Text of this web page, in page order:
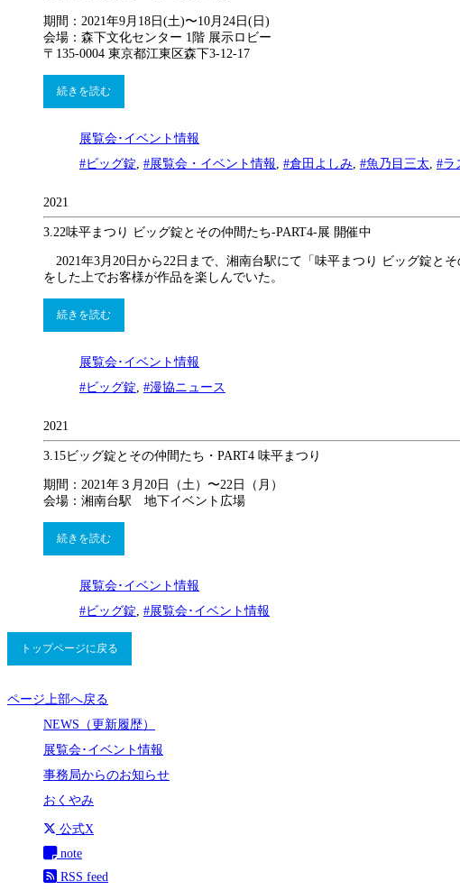
期間：2021年9月18日(土)〜10月24日(日)
会場：森下文化センター 1階 展示ロビー
〒135-0004 東京都江東区森下3-12-17
続きを読む
展覧会･イベント情報
#ビッグ錠 #展覧会・イベント情報 #倉田よしみ #魚乃目三太 #ラ
2021
3.22味平まつり ビッグ錠とその仲間たち-PART4-展 開催中
2021年3月20日から22日まで、湘南台駅にて「味平まつり ビッグ錠と
をした上でお客様が作品を楽しんでいた。
続きを読む
展覧会･イベント情報
#ビッグ錠 #漫協ニュース
2021
3.15ビッグ錠とその仲間たち・PART4 味平まつり
期間：2021年３月20日（土）〜22日（月）
会場：湘南台駅 地下イベント広場
続きを読む
展覧会･イベント情報
#ビッグ錠 #展覧会･イベント情報
トップページに戻る
ページ上部へ戻る
NEWS（更新履歴）
展覧会･イベント情報
事務局からのお知らせ
おくやみ
公式X
note
RSS feed